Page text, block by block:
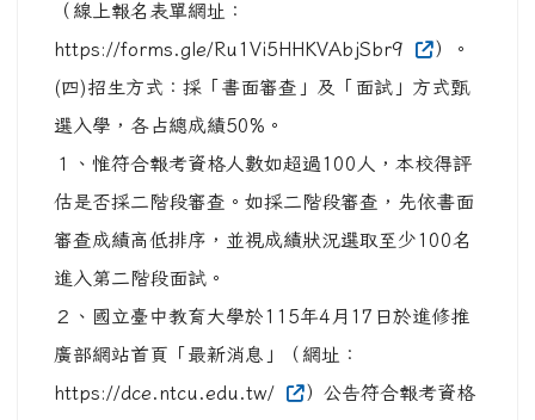
（線上報名表單網址：
https://forms.gle/Ru1Vi5HHKVAbjSbr9
）。
(四)招生方式：採「書面審查」及「面試」方式甄
選入學，各占總成績50%。
１、惟符合報考資格人數如超過100人，本校得評
估是否採二階段審查。如採二階段審查，先依書面
審查成績高低排序，並視成績狀況選取至少100名
進入第二階段面試。
２、國立臺中教育大學於115年4月17日於進修推
廣部網站首頁「最新消息」（網址：
https://dce.ntcu.edu.tw/
）公告符合報考資格